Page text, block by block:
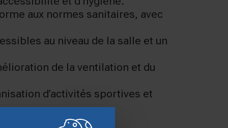
aux normes sanitaires, avec
au niveau de la salle et un
de la ventilation et du
d’activités sportives et